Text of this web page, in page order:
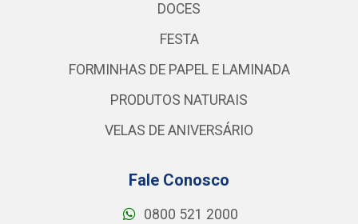
DOCES
FESTA
FORMINHAS DE PAPEL E LAMINADA
PRODUTOS NATURAIS
VELAS DE ANIVERSÁRIO
Fale Conosco
0800 521 2000